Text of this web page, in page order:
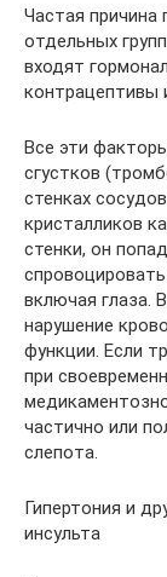
Частая причина
отдельных
входят
контрацептивы
Все эти
сгустков
стенках
кристалликов
стенки, он
включая глаза.
нарушение
функции. Если
при
частично или
слепота.
Гипертония и
инсульта